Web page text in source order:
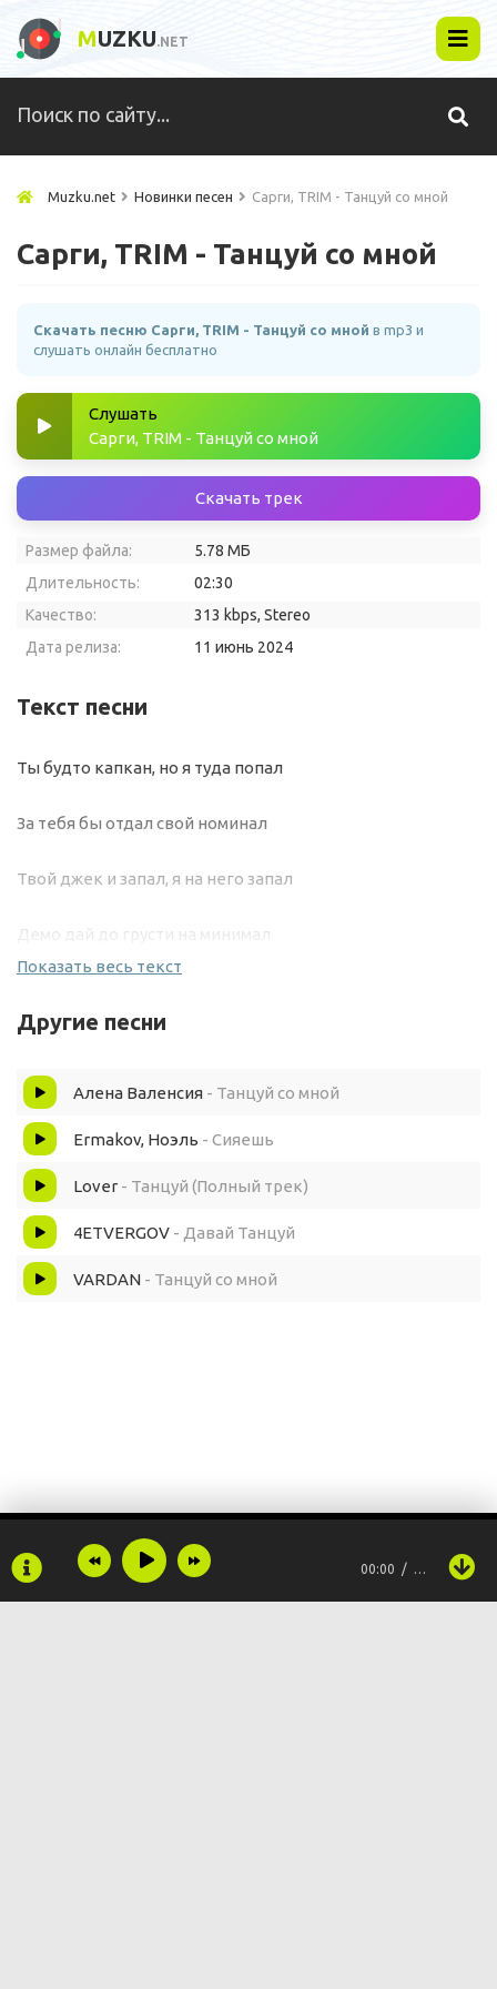
MUZKU.NET
Muzku.net Новинки песен Сарги, TRIM - Танцуй со мной
Сарги, TRIM - Танцуй со мной
Скачать песню Сарги, TRIM - Танцуй со мной в mp3 и
слушать онлайн бесплатно
Слушать
Сарги, TRIM - Танцуй со мной
Скачать трек
Размер файла:
5.78 МБ
Длительность:
02:30
Качество:
313 kbps, Stereo
Дата релиза:
11 июнь 2024
Текст песни
Ты будто капкан, но я туда попал
За тебя бы отдал свой номинал
Твой джек и запал, я на него запал
Демо дай до грусти на минимал
Все твои подруги про меня знают, бэй, давай ехать в
Стали сияешь как луна, встала к маме до утра
Сияешь как луна
Танцуй со мной, детка, кивай
Показать весь текст
Другие песни
Алена Валенсия - Танцуй со мной
Ermakov, Ноэль - Сияешь
Lover - Танцуй (Полный трек)
4ETVERGOV - Давай Танцуй
VARDAN - Танцуй со мной
00:00